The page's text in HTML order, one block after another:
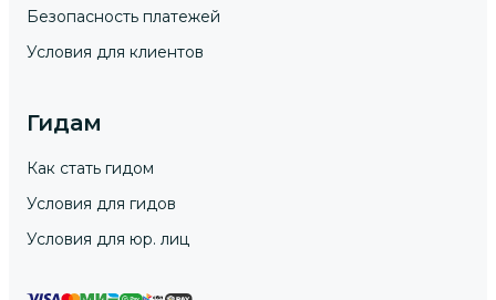
Безопасность платежей
Условия для клиентов
Гидам
Как стать гидом
Условия для гидов
Условия для юр. лиц